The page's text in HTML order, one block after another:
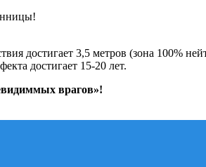
достигает 3,5 метров (зона 100%
достигает 15-20 лет.
врагов»!